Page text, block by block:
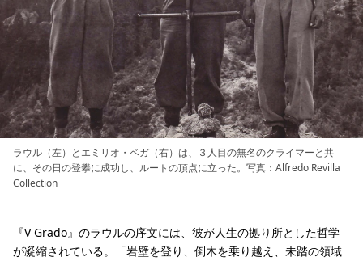
ラウル（左）とエミリオ・ベガ（右）は、３人目の無名のクライマーと共
に、その日の登攀に成功し、ルートの頂点に立った。写真：Alfredo Revilla
Collection
『V Grado』のラウルの序文には、彼が人生の拠り所とした哲学
が凝縮されている。「岩壁を登り、倒木を乗り越え、未踏の領域